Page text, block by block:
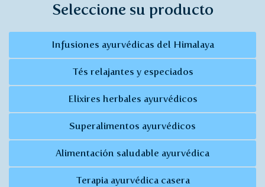
Seleccione su producto
Infusiones ayurvédicas del Himalaya
Tés relajantes y especiados
Elixires herbales ayurvédicos
Superalimentos ayurvédicos
Alimentación saludable ayurvédica
Terapia ayurvédica casera